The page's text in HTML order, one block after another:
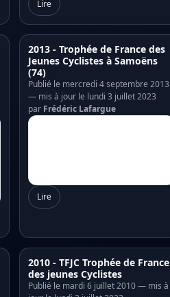
Lire
2013 - Trophée de France des
Jeunes Cyclistes à Samoëns
(74)
Publié le mercredi 4 septembre 2013
— mis à jour le lundi 3 juillet 2023
par Frédéric Lafargue
Lire
2010 - TFJC Trophée de France
des jeunes Cyclistes
Publié le mardi 6 juillet 2010 — mis à